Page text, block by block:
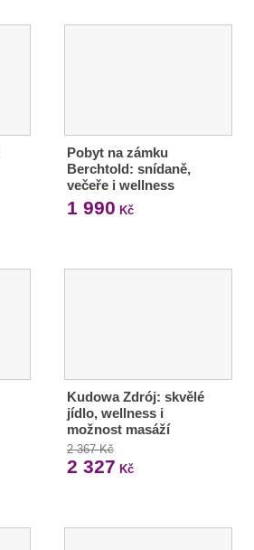
Pobyt na zámku
Berchtold: snídaně,
večeře i wellness
1 990 Kč
Kudowa Zdrój: skvělé
jídlo, wellness i
možnost masáží
2 367 Kč
2 327 Kč